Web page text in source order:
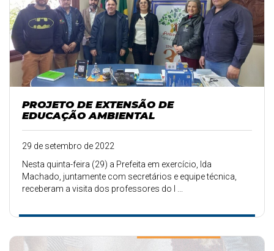
PROJETO DE EXTENSÃO DE
EDUCAÇÃO AMBIENTAL
29 de setembro de 2022
Nesta quinta-feira (29) a Prefeita em exercício, Ida
Machado, juntamente com secretários e equipe técnica,
receberam a visita dos professores do I ...